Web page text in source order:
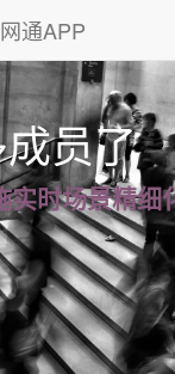
通APP
员了
实时场景精细